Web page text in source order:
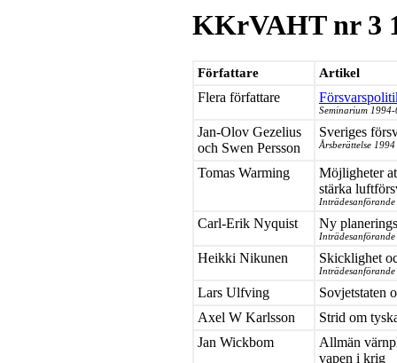
KKrVAHT nr 3
Författare Artikel
Flera författare
Seminarium
Jan-Olov Gezelius
och Swen Persson
Sveriges
Årsberättelse
Tomas Warming
Möjligheter
stärka
Carl-Erik Nyquist Ny
Heikki Nikunen Skicklighet
Lars Ulfving
Sovjetstaten
Axel W Karlsson
Strid om
Jan Wickbom
Allmän
vapen i krig